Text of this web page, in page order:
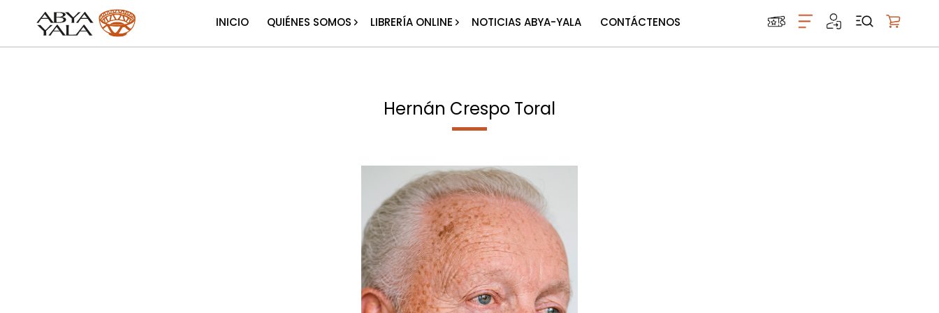
INICIO QUIÉNES SOMOS LIBRERÍA ONLINE NOTICIAS ABYA-YALA CONTÁCTENOS
Hernán Crespo Toral